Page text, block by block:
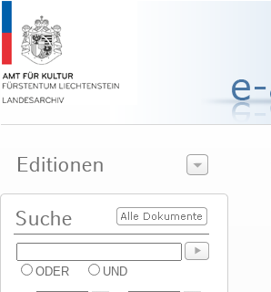
ODER UND